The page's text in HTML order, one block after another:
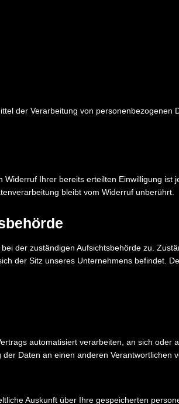
der Verarbeitung von personenbezogenen
Ihrer bereits erteilten Einwilligung ist
bleibt vom Widerruf unberührt.
der zuständigen Aufsichtsbehörde zu.
der Sitz unseres Unternehmens befindet.
automatisiert verarbeiten, an sich oder
Daten an einen anderen Verantwortlichen
Auskunft über Ihre gespeicherten